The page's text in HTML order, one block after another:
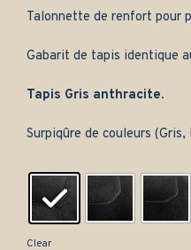
Talonnette de renfort pour
Gabarit de tapis identique
Tapis Gris anthracite.
Surpiqûre de couleurs (Gris,
Clear